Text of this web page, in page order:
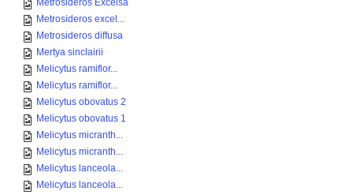
Metrosideros Excelsa
Metrosideros excel...
Metrosideros diffusa
Mertya sinclairii
Melicytus ramiflor...
Melicytus ramiflor...
Melicytus obovatus 2
Melicytus obovatus 1
Melicytus micranth...
Melicytus micranth...
Melicytus lanceola...
Melicytus lanceola...